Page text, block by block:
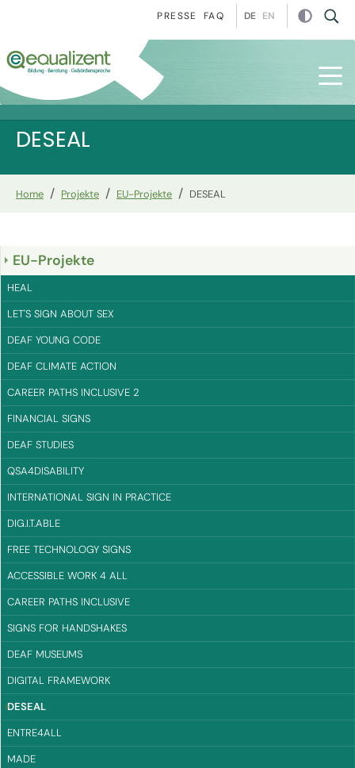
Zur Hauptnavigation springenPRESSE FAQ DE EN
DESEAL
You are here:
Home Projekte EU-Projekte DESEAL
EU-Projekte
HEAL
LET'S SIGN ABOUT SEX
DEAF YOUNG CODE
DEAF CLIMATE ACTION
CAREER PATHS INCLUSIVE 2
FINANCIAL SIGNS
DEAF STUDIES
QSA4DISABILITY
INTERNATIONAL SIGN IN PRACTICE
DIG.I.T.ABLE
FREE TECHNOLOGY SIGNS
ACCESSIBLE WORK 4 ALL
CAREER PATHS INCLUSIVE
SIGNS FOR HANDSHAKES
DEAF MUSEUMS
DIGITAL FRAMEWORK
DESEAL(CURRENT)
ENTRE4ALL
MADE